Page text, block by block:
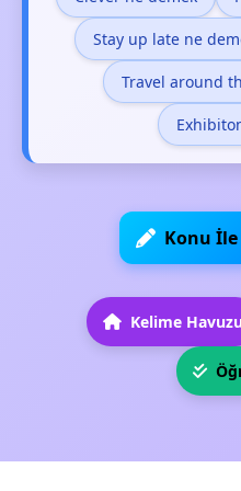
Stay up late ne
Travel around
Konu İle
Kelime Havuzu